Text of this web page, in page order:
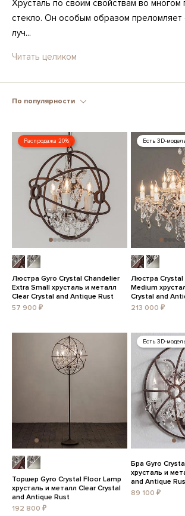
Хрусталь по своим свойствам во многом
стекло. Он особым образом преломляет
луч...
Читать целиком
По популярности
Распродажа 20%
Люстра Gyro Crystal Chandelier
Extra Small хрусталь и металл
Clear Crystal and Antique Rust
57 900 ₽
Есть 3D-
Люстра Crystal
Medium
Crystal and
213 000 ₽
Торшер Gyro Crystal Floor Lamp
хрусталь и металл Clear Crystal
and Antique Rust
192 800 ₽
Есть 3D-
Бра Gyro
хрусталь и
and Antique
89 100 ₽